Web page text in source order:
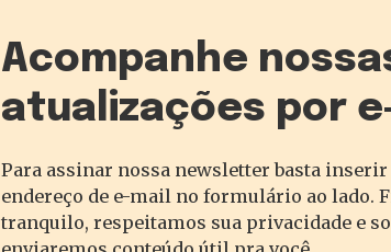
Acompanhe
atualizações por
Para assinar nossa newsletter basta inserir
endereço de e-mail no formulário ao lado.
tranquilo, respeitamos sua privacidade e